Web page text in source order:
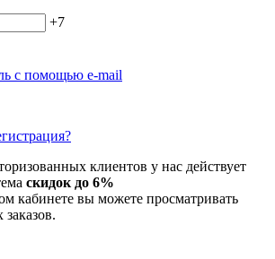
+7
с помощью e-mail
клиентов у нас действует
скидок до 6%
кабинете вы можете просматривать